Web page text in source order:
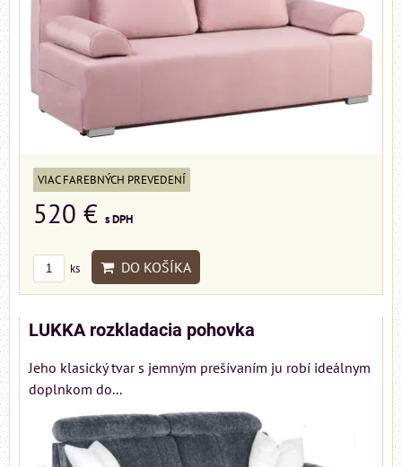
VIAC FAREBNÝCH PREVEDENÍ
520 € s DPH
ks DO KOŠÍKA
LUKKA rozkladacia pohovka
Jeho klasický tvar s jemným prešívaním ju robí ideálnym
doplnkom do...